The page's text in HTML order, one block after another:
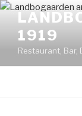
Skip
content1919
Restaurant, Bar,